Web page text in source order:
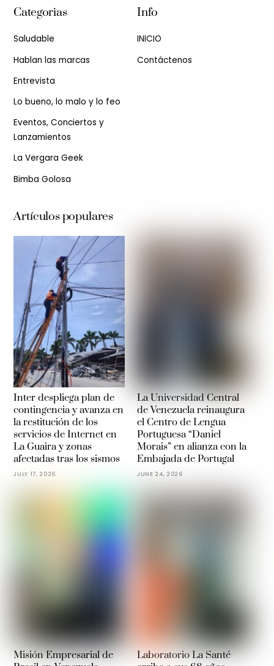
Categorias
Saludable
Hablan las marcas
Entrevista
Lo bueno, lo malo y lo feo
Eventos, Conciertos y
Lanzamientos
La Vergara Geek
Bimba Golosa
Info
INICIO
Contáctenos
Artículos populares
Inter despliega plan de
contingencia y avanza en
la restitución de los
servicios de Internet en
La Guaira y zonas
afectadas tras los sismos
JULY 17, 2026
La Universidad Central
de Venezuela reinaugura
el Centro de Lengua
Portuguesa “Daniel
Morais” en alianza con la
Embajada de Portugal
JUNE 24, 2026
Misión Empresarial de
Laboratorio La Santé